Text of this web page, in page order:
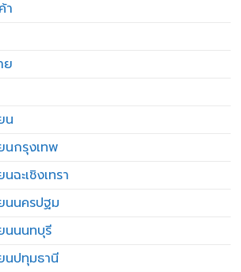
า
ย
น
นกรุงเทพ
ฉะเชิงเทรา
นนครปฐม
นนนทบุรี
นปทุมธานี